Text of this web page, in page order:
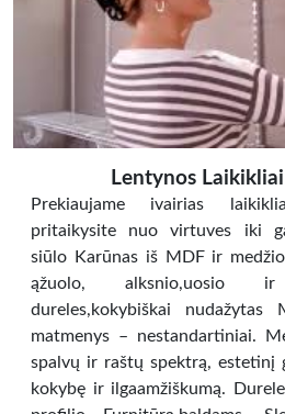
Lentynos
Prekiaujame ivairias
pritaikysite nuo virtuves iki
siūlo Karūnas iš MDF ir
ąžuolo, alksnio,uosio
dureles,kokybiškai nudažytas
matmenys – nestandartiniai.
spalvų ir raštų spektrą, estetinį
kokybę ir ilgaamžiškumą.